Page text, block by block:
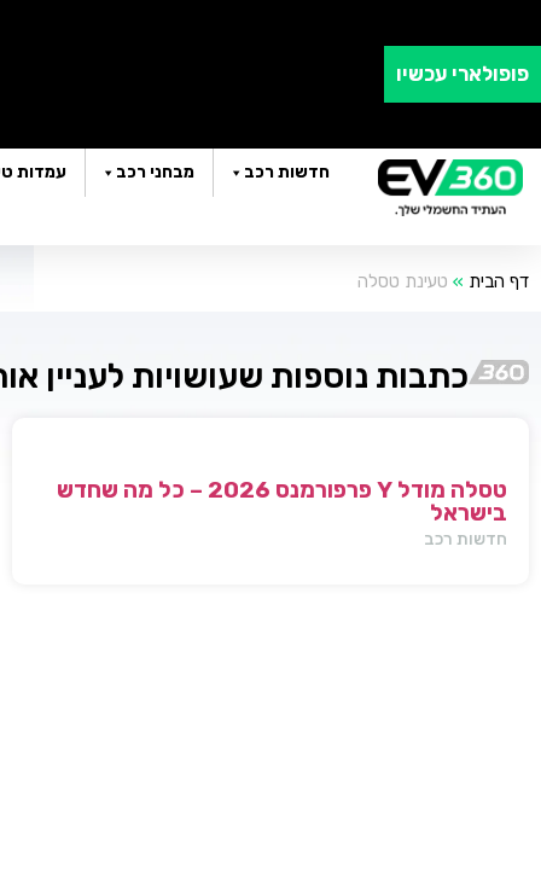
פופולארי עכשיו
חדשות רכב מבחני רכב עמדות
דף הבית » טעינת טסלה
כתבות נוספות שעושויות לעניין
טסלה מודל Y פרפורמנס 2026 – כל מה שחדש
בישראל
חדשות רכב